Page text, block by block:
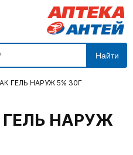
Найти
ГЕЛЬ НАРУЖ 5% 30Г
НАРУЖ